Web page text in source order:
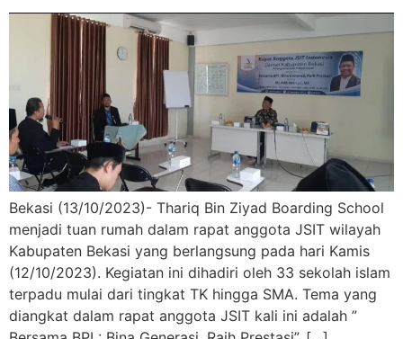
Bekasi (13/10/2023)- Thariq Bin Ziyad Boarding School
menjadi tuan rumah dalam rapat anggota JSIT wilayah
Kabupaten Bekasi yang berlangsung pada hari Kamis
(12/10/2023). Kegiatan ini dihadiri oleh 33 sekolah islam
terpadu mulai dari tingkat TK hingga SMA. Tema yang
diangkat dalam rapat anggota JSIT kali ini adalah ”